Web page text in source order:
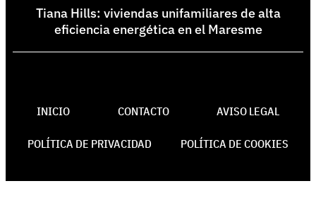
Tiana Hills: viviendas unifamiliares de alta
eficiencia energética en el Maresme
INICIO CONTACTO AVISO LEGAL
POLÍTICA DE PRIVACIDAD POLÍTICA DE COOKIES